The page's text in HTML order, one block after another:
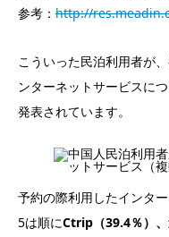
参考： http://
こういった民泊利用者が
ンターネットサービスに
発表されています。
予約の際利用したインタ
5は順にCtrip（39.4％）、